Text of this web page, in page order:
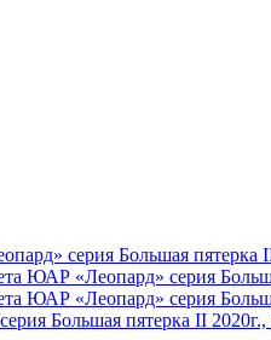
Большая пятерка II 2020г.,